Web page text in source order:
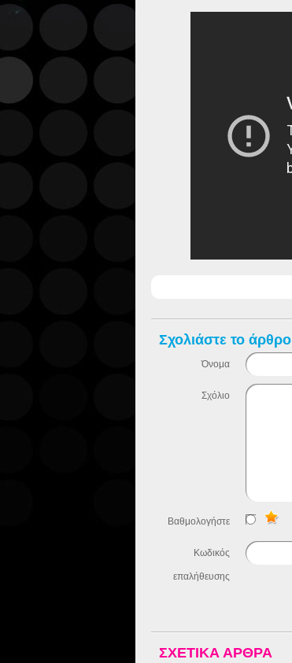
Σχολιάστε το άρθρο
Όνομα
Σχόλιο
Βαθμολογήστε
Κωδικός
επαλήθευσης
ΣΧΕΤΙΚΑ ΑΡΘΡΑ